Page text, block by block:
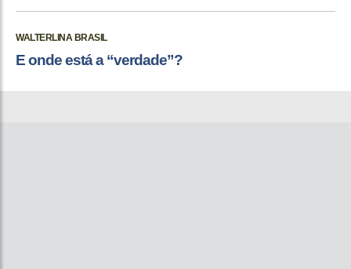
WALTERLINA BRASIL
E onde está a “verdade”?